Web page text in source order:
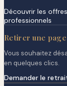
Découvrir les
professionnels
Retirer une
Vous souhaitez
en quelques clics.
Demander le